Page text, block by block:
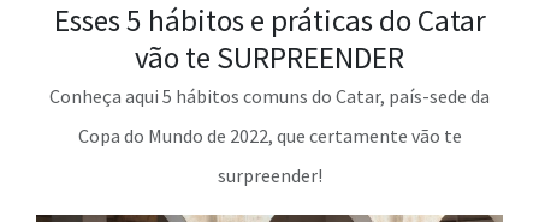
Esses 5 hábitos e práticas do Catar
vão te SURPREENDER
Conheça aqui 5 hábitos comuns do Catar, país-sede da
Copa do Mundo de 2022, que certamente vão te
surpreender!